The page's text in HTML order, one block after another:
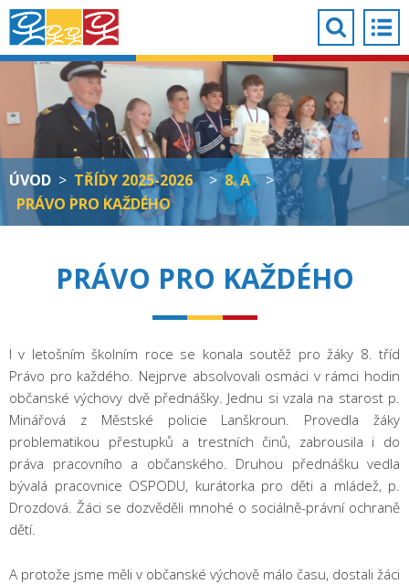
ÚVOD > TŘÍDY 2025-2026 > 8. A
>
PRÁVO PRO KAŽDÉHO
PRÁVO PRO KAŽDÉHO
I v letošním školním roce se konala soutěž pro žáky 8. tříd
Právo pro každého. Nejprve absolvovali osmáci v rámci hodin
občanské výchovy dvě přednášky. Jednu si vzala na starost p.
Minářová z Městské policie Lanškroun. Provedla žáky
problematikou přestupků a trestních činů, zabrousila i do
práva pracovního a občanského. Druhou přednášku vedla
bývalá pracovnice OSPODU, kurátorka pro děti a mládež, p.
Drozdová. Žáci se dozvěděli mnohé o sociálně-právní ochraně
dětí.
A protože jsme měli v občanské výchově málo času, dostali žáci